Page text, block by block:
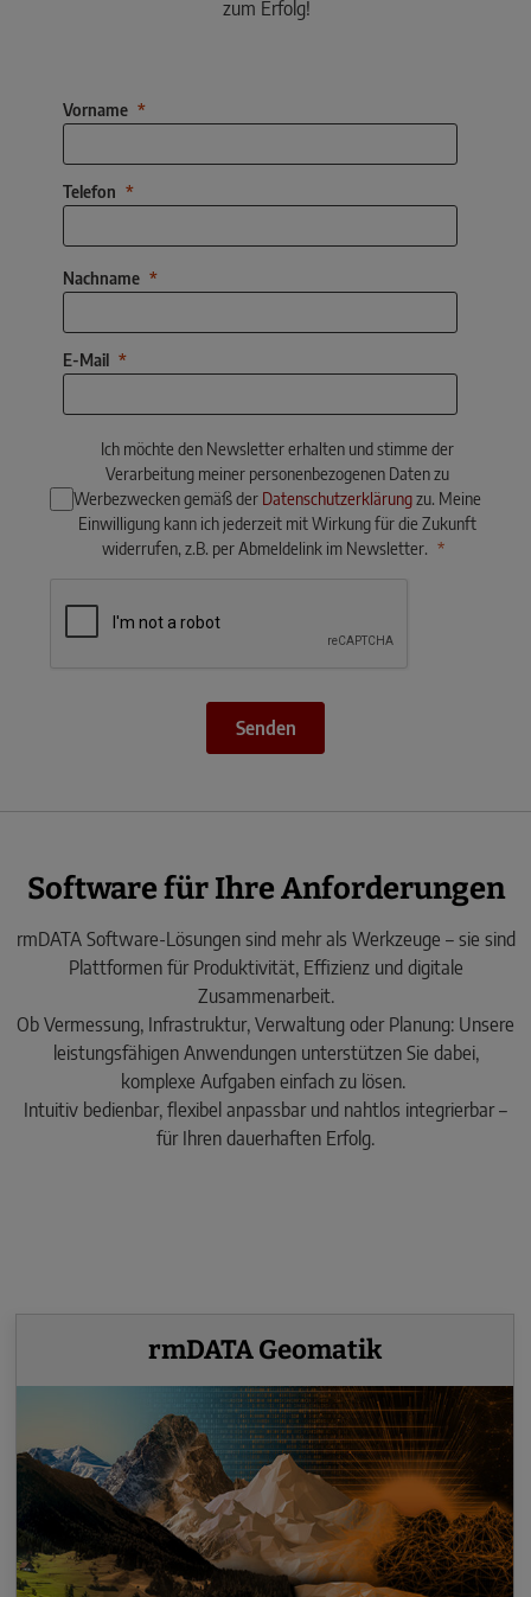
zum Erfolg!
Vorname
Telefon
Nachname
E-Mail
Ich möchte den Newsletter erhalten und stimme der
Verarbeitung meiner personenbezogenen Daten zu
Werbezwecken gemäß der Datenschutzerklärungzu. Meine
Einwilligung kann ich jederzeit mit Wirkung für die Zukunft
widerrufen, z.B. per Abmeldelink im Newsletter.
Senden
Software für Ihre Anforderungen
rmDATA Software-Lösungen sind mehr als Werkzeuge – sie sind
Plattformen für Produktivität, Effizienz und digitale
Zusammenarbeit.
Ob Vermessung, Infrastruktur, Verwaltung oder Planung: Unsere
leistungsfähigen Anwendungen unterstützen Sie dabei,
komplexe Aufgaben einfach zu lösen.
Intuitiv bedienbar, flexibel anpassbar und nahtlos integrierbar –
für Ihren dauerhaften Erfolg.
rmDATA Geomatik